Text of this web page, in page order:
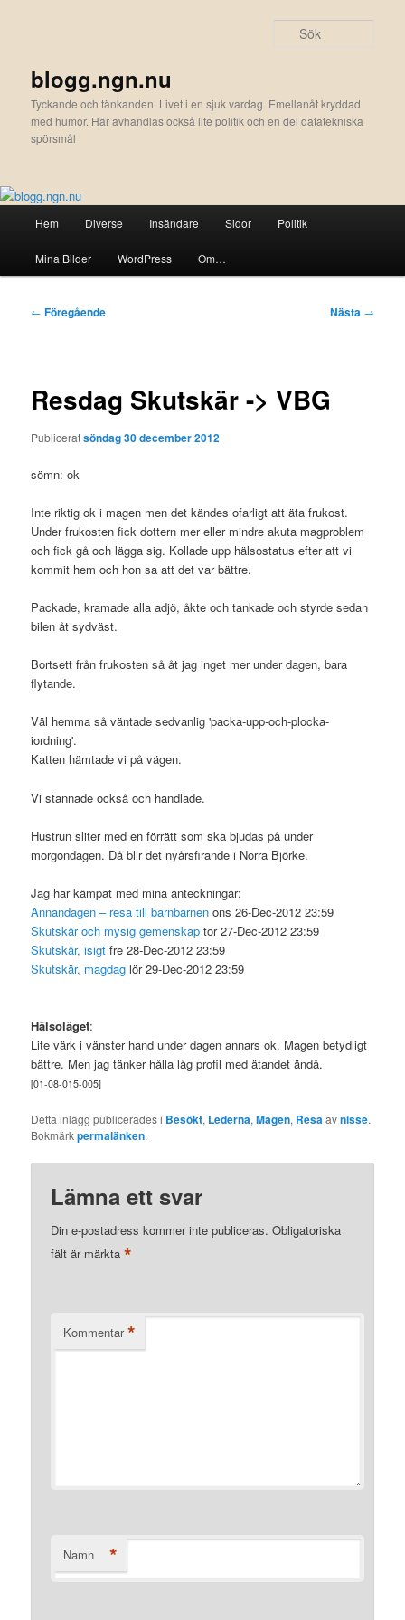
blogg.ngn.nu
Tyckande och tänkanden. Livet i en sjuk vardag. Emellanåt kryddad
med humor. Här avhandlas också lite politik och en del datatekniska
spörsmål
Hem Diverse Insändare Sidor Politik
Mina Bilder WordPress Om…
Inläggsnavigering
← Föregående Nästa →
Resdag Skutskär -> VBG
Publiceratsöndag 30 december 2012
sömn: ok
Inte riktig ok i magen men det kändes ofarligt att äta frukost.
Under frukosten fick dottern mer eller mindre akuta magproblem
och fick gå och lägga sig. Kollade upp hälsostatus efter att vi
kommit hem och hon sa att det var bättre.
Packade, kramade alla adjö, åkte och tankade och styrde sedan
bilen åt sydväst.
Bortsett från frukosten så åt jag inget mer under dagen, bara
flytande.
Väl hemma så väntade sedvanlig 'packa-upp-och-plocka-
iordning'.
Katten hämtade vi på vägen.
Vi stannade också och handlade.
Hustrun sliter med en förrätt som ska bjudas på under
morgondagen. Då blir det nyårsfirande i Norra Björke.
Jag har kämpat med mina anteckningar:
Annandagen – resa till barnbarnen ons 26-Dec-2012 23:59
Skutskär och mysig gemenskap tor 27-Dec-2012 23:59
Skutskär, isigt fre 28-Dec-2012 23:59
Skutskär, magdag lör 29-Dec-2012 23:59
Hälsoläget:
Lite värk i vänster hand under dagen annars ok. Magen betydligt
bättre. Men jag tänker hålla låg profil med ätandet ändå.
[01-08-015-005]
Detta inlägg publicerades i Besökt, Lederna,Magen, Resaavnisse.
Bokmärkpermalänken.
Lämna ett svar
Din e-postadress kommer inte publiceras. Obligatoriska
fält är märkta*
Kommentar *
Namn *